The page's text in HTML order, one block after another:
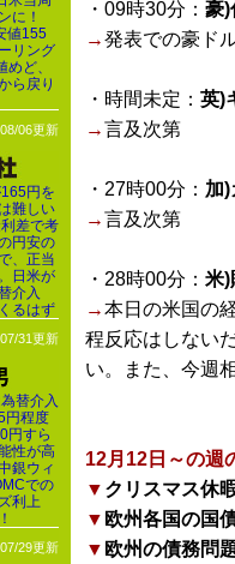
・09時30分： 豪)
→発表での豪ド
・時間未定： 英)
→言及次第
・27時00分： 加
→言及次第
・28時00分： 米)
→本日の米国の
程反応はしない
い。また、今週
12月12日～の週
▼ クリスマス休
▼ 欧州各国の国
▼ 欧州の債務問
に！
値155
リング
ど、
ら戻り
08/06更新
円を
難しい
差で考
円安の
、正当
日米が
介入
るはず
07/31更新
替介入
円程度
円すら
性が高
銀ウィ
での
利上
07/29更新